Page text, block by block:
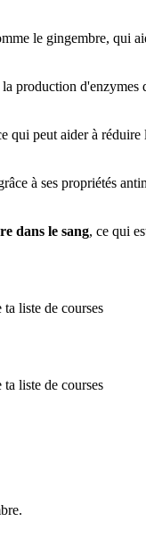
le gingembre, qui
production d'enzymes
qui peut aider à
à ses propriétés
dans le sang, ce qui
liste de courses
liste de courses